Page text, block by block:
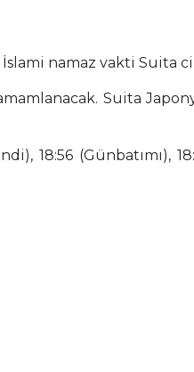
namaz vakti Suita
Suita
18:56 (Günbatımı),